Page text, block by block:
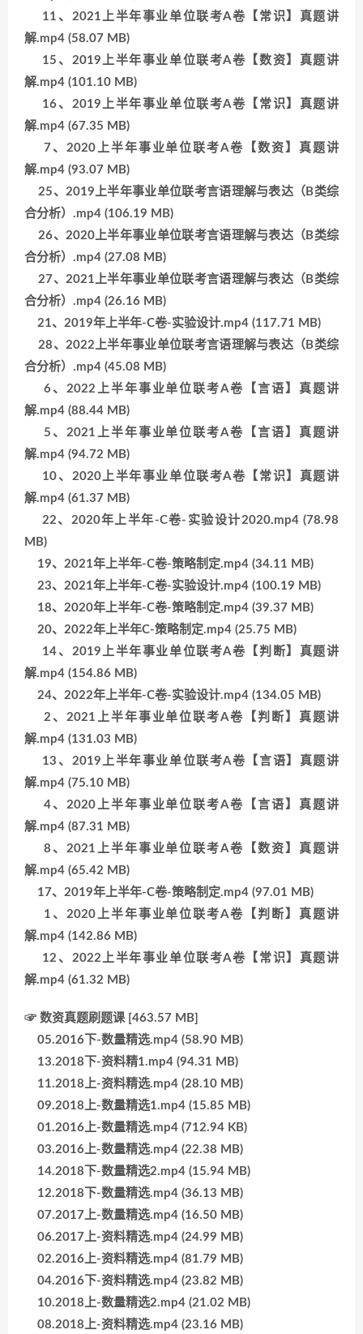
11、2021上半年事业单位联考A卷【常识】真题讲
解.mp4 (58.07 MB)
15、2019上半年事业单位联考A卷【数资】真题讲
解.mp4 (101.10 MB)
16、2019上半年事业单位联考A卷【常识】真题讲
解.mp4 (67.35 MB)
7、2020上半年事业单位联考A卷【数资】真题讲
解.mp4 (93.07 MB)
25、2019上半年事业单位联考言语理解与表达（B类综
合分析）.mp4 (106.19 MB)
26、2020上半年事业单位联考言语理解与表达（B类综
合分析）.mp4 (27.08 MB)
27、2021上半年事业单位联考言语理解与表达（B类综
合分析）.mp4 (26.16 MB)
21、2019年上半年-C卷-实验设计.mp4 (117.71 MB)
28、2022上半年事业单位联考言语理解与表达（B类综
合分析）.mp4 (45.08 MB)
6、2022上半年事业单位联考A卷【言语】真题讲
解.mp4 (88.44 MB)
5、2021上半年事业单位联考A卷【言语】真题讲
解.mp4 (94.72 MB)
10、2020上半年事业单位联考A卷【常识】真题讲
解.mp4 (61.37 MB)
22、2020年上半年-C卷-实验设计2020.mp4 (78.98
MB)
19、2021年上半年-C卷-策略制定.mp4 (34.11 MB)
23、2021年上半年-C卷-实验设计.mp4 (100.19 MB)
18、2020年上半年-C卷-策略制定.mp4 (39.37 MB)
20、2022年上半年C-策略制定.mp4 (25.75 MB)
14、2019上半年事业单位联考A卷【判断】真题讲
解.mp4 (154.86 MB)
24、2022年上半年-C卷-实验设计.mp4 (134.05 MB)
2、2021上半年事业单位联考A卷【判断】真题讲
解.mp4 (131.03 MB)
13、2019上半年事业单位联考A卷【言语】真题讲
解.mp4 (75.10 MB)
4、2020上半年事业单位联考A卷【言语】真题讲
解.mp4 (87.31 MB)
8、2021上半年事业单位联考A卷【数资】真题讲
解.mp4 (65.42 MB)
17、2019年上半年-C卷-策略制定.mp4 (97.01 MB)
1、2020上半年事业单位联考A卷【判断】真题讲
解.mp4 (142.86 MB)
12、2022上半年事业单位联考A卷【常识】真题讲
解.mp4 (61.32 MB)
☞ 数资真题刷题课 [463.57 MB]
05.2016下-数量精选.mp4 (58.90 MB)
13.2018下-资料精1.mp4 (94.31 MB)
11.2018上-资料精选.mp4 (28.10 MB)
09.2018上-数量精选1.mp4 (15.85 MB)
01.2016上-数量精选.mp4 (712.94 KB)
03.2016上-数量精选.mp4 (22.38 MB)
14.2018下-数量精选2.mp4 (15.94 MB)
12.2018下-数量精选.mp4 (36.13 MB)
07.2017上-数量精选.mp4 (16.50 MB)
06.2017上-资料精选.mp4 (24.99 MB)
02.2016上-资料精选.mp4 (81.79 MB)
04.2016下-资料精选.mp4 (23.82 MB)
10.2018上-数量精选2.mp4 (21.02 MB)
08.2018上-资料精选.mp4 (23.16 MB)